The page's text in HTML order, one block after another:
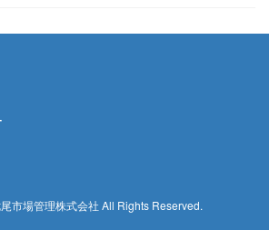
市場管理株式会社 All Rights Reserved.